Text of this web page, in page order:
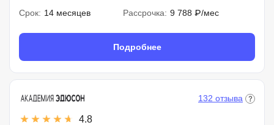
Срок: 14 месяцев Рассрочка: 9 788 ₽/мес
Подробнее
4.8
132 отзыва